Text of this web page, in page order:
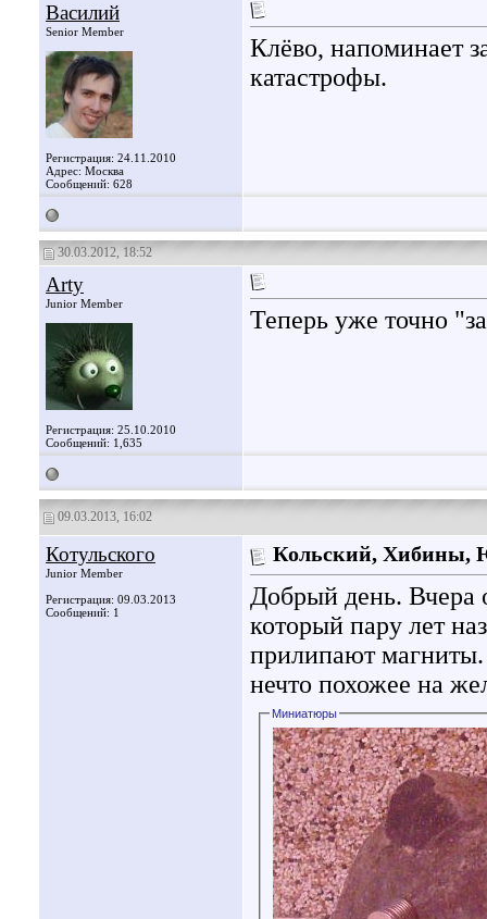
Василий
Senior Member
Регистрация: 24.11.2010
Адрес: Москва
Сообщений: 628
Клёво, напоминает
катастрофы.
30.03.2012, 18:52
Arty
Junior Member
Регистрация: 25.10.2010
Сообщений: 1,635
Теперь уже точно
09.03.2013, 16:02
Котульского
Junior Member
Регистрация: 09.03.2013
Сообщений: 1
Кольский, Хибины,
Добрый день. Вчера
который пару лет
прилипают
нечто похожее на
Миниатюры